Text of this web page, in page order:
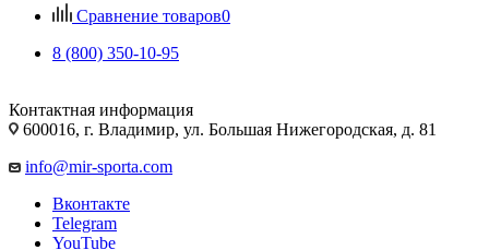
Сравнение товаров0
8 (800) 350-10-95
Контактная информация
600016, г. Владимир, ул. Большая Нижегородская, д. 81
info@mir-sporta.com
Вконтакте
Telegram
YouTube